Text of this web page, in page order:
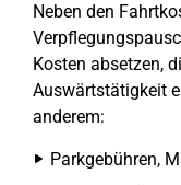
Neben den
Kosten absetzen,
Auswärtstätigkeit
anderem:
Parkgebühren,